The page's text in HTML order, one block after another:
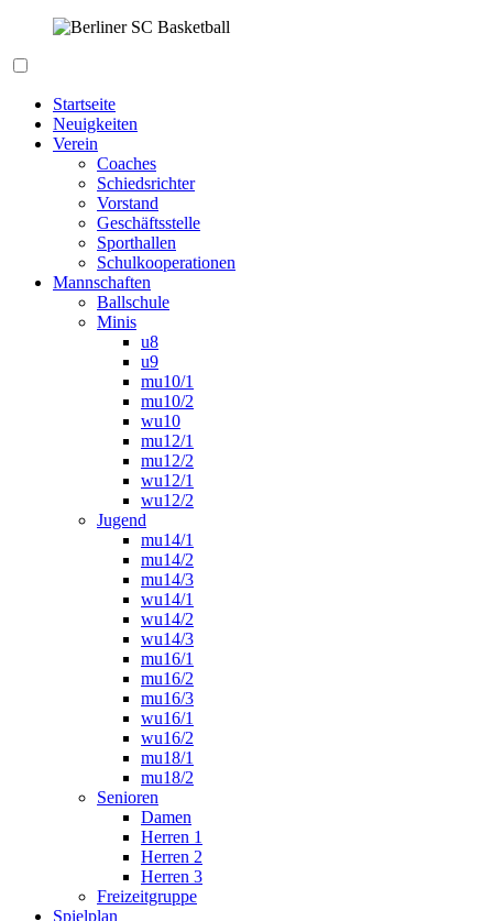
springen
Startseite
Neuigkeiten
Verein
Coaches
Schiedsrichter
Vorstand
Geschäftsstelle
Sporthallen
Schulkooperationen
Mannschaften
Ballschule
Minis
u8
u9
mu10/1
mu10/2
wu10
mu12/1
mu12/2
wu12/1
wu12/2
Jugend
mu14/1
mu14/2
mu14/3
wu14/1
wu14/2
wu14/3
mu16/1
mu16/2
mu16/3
wu16/1
wu16/2
mu18/1
mu18/2
Senioren
Damen
Herren 1
Herren 2
Herren 3
Freizeitgruppe
Spielplan